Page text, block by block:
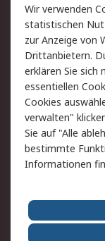
Hilfe
Rechtliches
AGB
Cookie-
Copyright/
Karriere bei RS
Wir verwenden
statistischen
zur Anzeige von
Drittanbietern.
erklären Sie sich
essentiellen
Cookies
verwalten"
Sie auf "Alle
bestimmte
Informationen